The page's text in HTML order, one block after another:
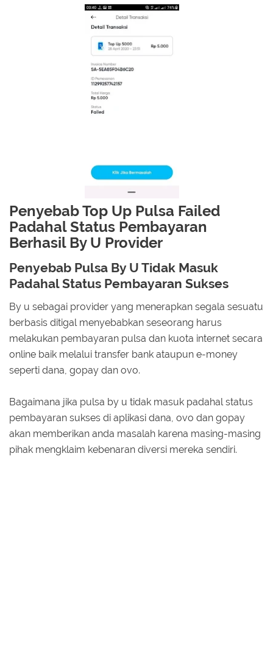
Penyebab Top Up Pulsa Failed
Padahal Status Pembayaran
Berhasil By U Provider
Penyebab Pulsa By U Tidak Masuk
Padahal Status Pembayaran Sukses
By u sebagai provider yang menerapkan segala sesuatu
berbasis ditigal menyebabkan seseorang harus
melakukan pembayaran pulsa dan kuota internet secara
online baik melalui transfer bank ataupun e-money
seperti dana, gopay dan ovo.
Bagaimana jika pulsa by u tidak masuk padahal status
pembayaran sukses di aplikasi dana, ovo dan gopay
akan memberikan anda masalah karena masing-masing
pihak mengklaim kebenaran diversi mereka sendiri.